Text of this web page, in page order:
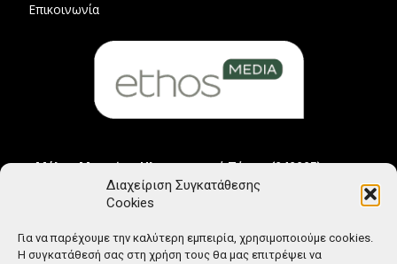
Διαχείριση Συγκατάθεσης
Cookies
Για να παρέχουμε την καλύτερη εμπειρία, χρησιμοποιούμε cookies.
Η συγκατάθεσή σας στη χρήση τους θα μας επιτρέψει να
Επικοινωνία
Μέλος Μητρώου Ηλεκτρονικού Τύπου (242225)